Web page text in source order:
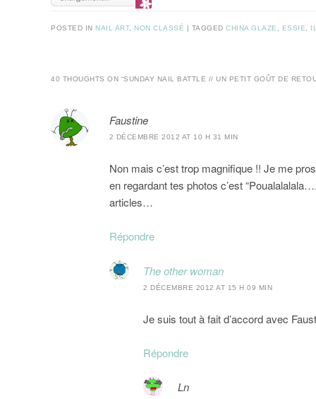
POSTED IN NAIL ART, NON CLASSÉ | TAGGEDCHINA GLAZE ESSIE
40 THOUGHTS ON “SUNDAY NAIL BATTLE // UN PETIT GOÛT DE
Faustine
2 DÉCEMBRE 2012 AT 10 H 31 MIN
Non mais c’est trop magnifique !! Je me
en regardant tes photos c’est
articles…
Répondre
The other woman
2 DÉCEMBRE 2012 AT 15 H 09 MIN
Je suis tout à fait d’accord avec
Répondre
Ln